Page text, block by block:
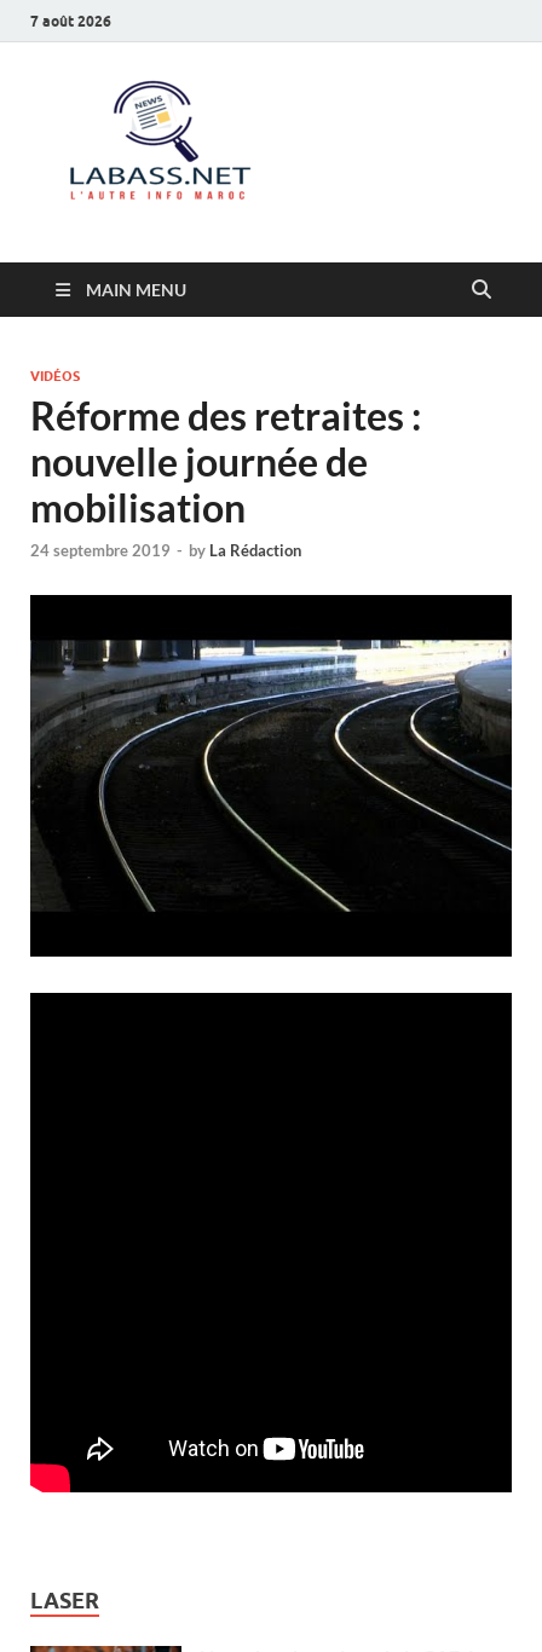
7 août 2026
MAIN MENU
VIDÉOS
Réforme des retraites :
nouvelle journée de
mobilisation
24 septembre 2019 - by La Rédaction
LASER